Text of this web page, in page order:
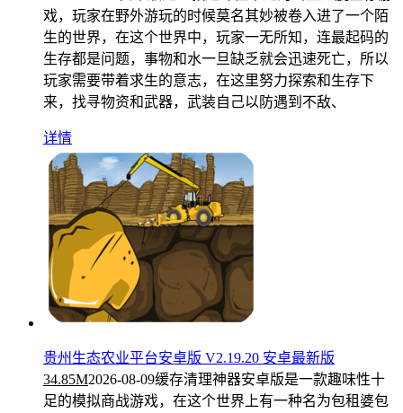
戏，玩家在野外游玩的时候莫名其妙被卷入进了一个陌
生的世界，在这个世界中，玩家一无所知，连最起码的
生存都是问题，事物和水一旦缺乏就会迅速死亡，所以
玩家需要带着求生的意志，在这里努力探索和生存下
来，找寻物资和武器，武装自己以防遇到不敌、
详情
贵州生态农业平台安卓版 V2.19.20 安卓最新版
34.85M2026-08-09缓存清理神器安卓版是一款趣味性十
足的模拟商战游戏，在这个世界上有一种名为包租婆包